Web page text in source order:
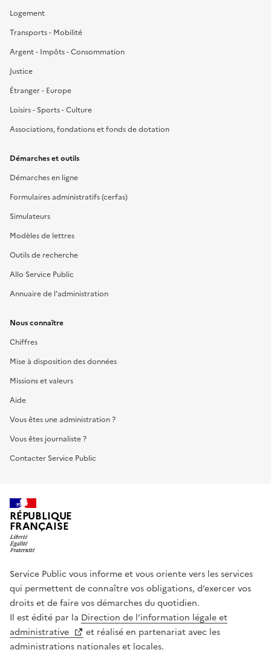
Logement
Transports - Mobilité
Argent - Impôts - Consommation
Justice
Étranger - Europe
Loisirs - Sports - Culture
Associations, fondations et fonds de dotation
Démarches et outils
Démarches en ligne
Formulaires administratifs (cerfas)
Simulateurs
Modèles de lettres
Outils de recherche
Allo Service Public
Annuaire de l'administration
Nous connaître
Chiffres
Mise à disposition des données
Missions et valeurs
Aide
Vous êtes une administration ?
Vous êtes journaliste ?
Contacter Service Public
RÉPUBLIQUE
FRANÇAISE
Service Public vous informe et vous oriente vers les services
qui permettent de connaître vos obligations, d’exercer vos
droits et de faire vos démarches du quotidien.
Il est édité par la Direction de l’information légale et
administrative
et réalisé en partenariat avec les
administrations nationales et locales.